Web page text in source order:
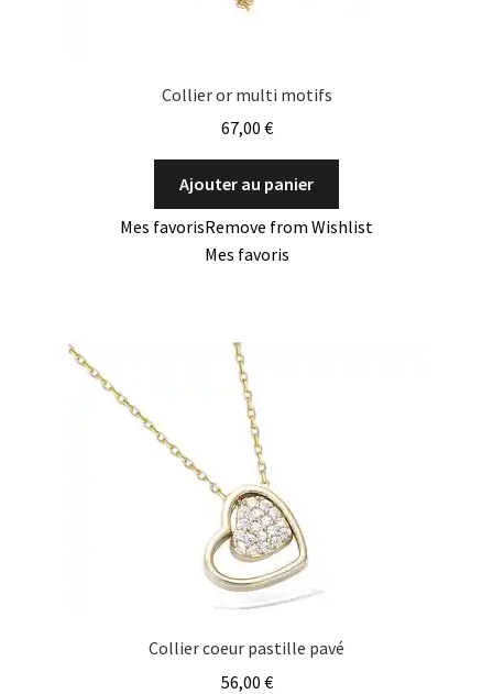
Collier or multi motifs
67,00 €
Ajouter au panier
Mes favorisRemove from Wishlist
Mes favoris
Collier coeur pastille pavé
56,00 €